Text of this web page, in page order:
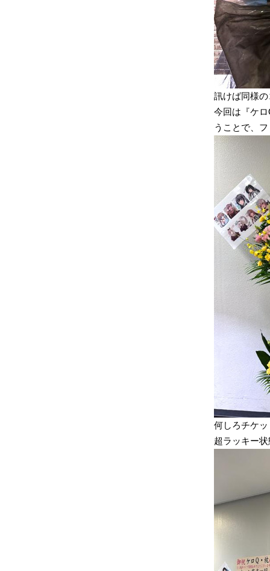
訊けば同様
今回は『ケ
うことで、
何しろチケ
超ラッキー